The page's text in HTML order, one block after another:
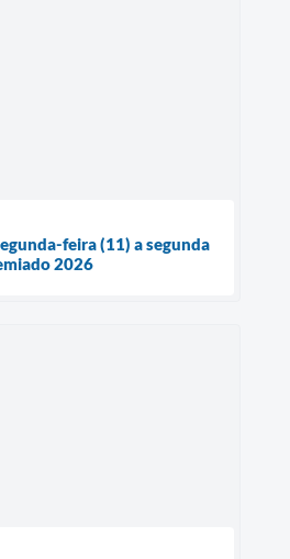
feira (11) a segunda
2026